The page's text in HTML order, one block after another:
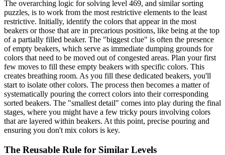
The overarching logic for solving level 469, and similar sorting
puzzles, is to work from the most restrictive elements to the least
restrictive. Initially, identify the colors that appear in the most
beakers or those that are in precarious positions, like being at the top
of a partially filled beaker. The "biggest clue" is often the presence
of empty beakers, which serve as immediate dumping grounds for
colors that need to be moved out of congested areas. Plan your first
few moves to fill these empty beakers with specific colors. This
creates breathing room. As you fill these dedicated beakers, you'll
start to isolate other colors. The process then becomes a matter of
systematically pouring the correct colors into their corresponding
sorted beakers. The "smallest detail" comes into play during the final
stages, where you might have a few tricky pours involving colors
that are layered within beakers. At this point, precise pouring and
ensuring you don't mix colors is key.
The Reusable Rule for Similar Levels